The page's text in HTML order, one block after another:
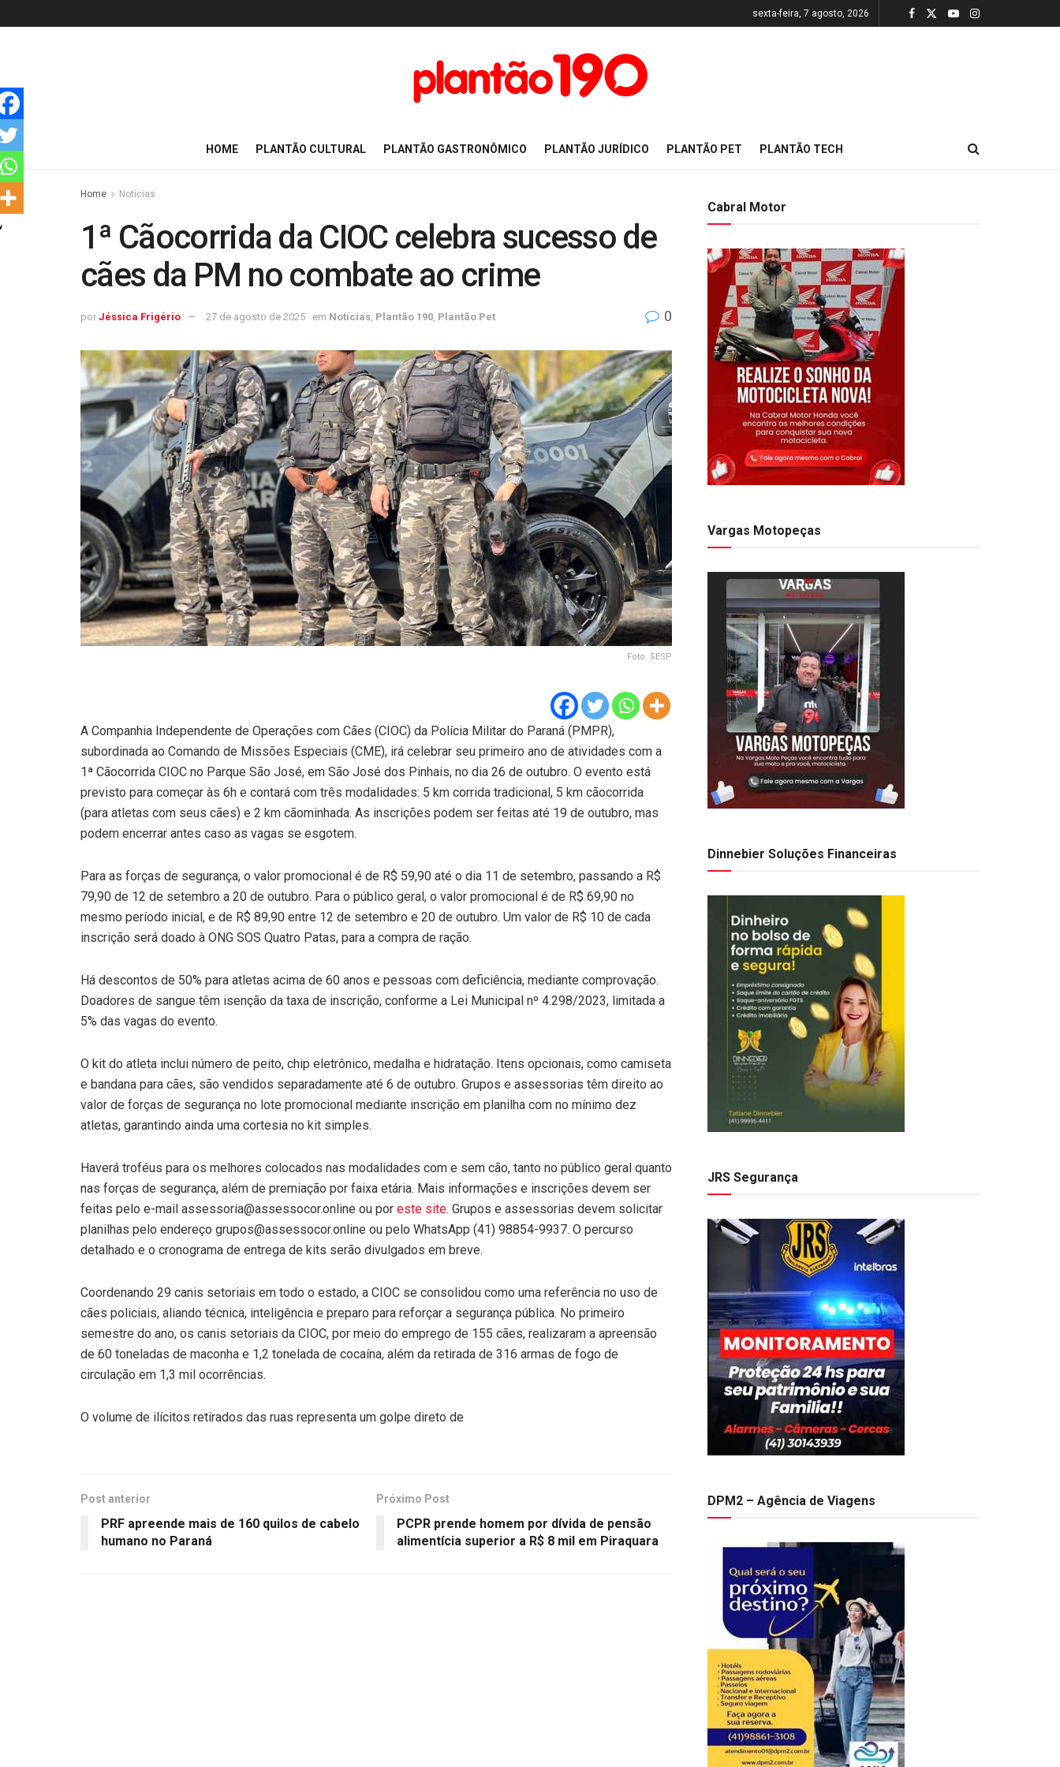
sexta-feira, 7 agosto, 2026
HOME PLANTÃO CULTURAL PLANTÃO GASTRONÔMICO PLANTÃO JURÍDICO PLANTÃO PET PLANTÃO TECH
Home Notícias
1ª Cãocorrida da CIOC celebra sucesso de
cães da PM no combate ao crime
por Jéssica Frigério 27 de agosto de 2025 em Notícias Plantão 190 Plantão Pet 0
Foto: SESP
A Companhia Independente de Operações com Cães (CIOC) da Polícia Militar do Paraná (PMPR),
subordinada ao Comando de Missões Especiais (CME), irá celebrar seu primeiro ano de atividades com a
1ª Cãocorrida CIOC no Parque São José, em São José dos Pinhais, no dia 26 de outubro. O evento está
previsto para começar às 6h e contará com três modalidades: 5 km corrida tradicional, 5 km cãocorrida
(para atletas com seus cães) e 2 km cãominhada. As inscrições podem ser feitas até 19 de outubro, mas
podem encerrar antes caso as vagas se esgotem.
Para as forças de segurança, o valor promocional é de R$ 59,90 até o dia 11 de setembro, passando a R$
79,90 de 12 de setembro a 20 de outubro. Para o público geral, o valor promocional é de R$ 69,90 no
mesmo período inicial, e de R$ 89,90 entre 12 de setembro e 20 de outubro. Um valor de R$ 10 de cada
inscrição será doado à ONG SOS Quatro Patas, para a compra de ração.
Há descontos de 50% para atletas acima de 60 anos e pessoas com deficiência, mediante comprovação.
Doadores de sangue têm isenção da taxa de inscrição, conforme a Lei Municipal nº 4.298/2023, limitada a
5% das vagas do evento.
O kit do atleta inclui número de peito, chip eletrônico, medalha e hidratação. Itens opcionais, como camiseta
e bandana para cães, são vendidos separadamente até 6 de outubro. Grupos e assessorias têm direito ao
valor de forças de segurança no lote promocional mediante inscrição em planilha com no mínimo dez
atletas, garantindo ainda uma cortesia no kit simples.
Haverá troféus para os melhores colocados nas modalidades com e sem cão, tanto no público geral quanto
nas forças de segurança, além de premiação por faixa etária. Mais informações e inscrições devem ser
feitas pelo e-mail assessoria@assessocor.online ou por este site. Grupos e assessorias devem solicitar
planilhas pelo endereço grupos@assessocor.online ou pelo WhatsApp (41) 98854-9937. O percurso
detalhado e o cronograma de entrega de kits serão divulgados em breve.
Coordenando 29 canis setoriais em todo o estado, a CIOC se consolidou como uma referência no uso de
cães policiais, aliando técnica, inteligência e preparo para reforçar a segurança pública. No primeiro
semestre do ano, os canis setoriais da CIOC, por meio do emprego de 155 cães, realizaram a apreensão
de 60 toneladas de maconha e 1,2 tonelada de cocaína, além da retirada de 316 armas de fogo de
circulação em 1,3 mil ocorrências.
O volume de ilícitos retirados das ruas representa um golpe direto de
Post anterior
PRF apreende mais de 160 quilos de cabelo
humano no Paraná
Próximo Post
PCPR prende homem por dívida de pensão
alimentícia superior a R$ 8 mil em Piraquara
Cabral Motor
Vargas Motopeças
Dinnebier Soluções Financeiras
JRS Segurança
DPM2 – Agência de Viagens